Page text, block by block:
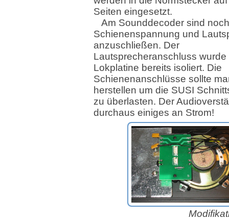
Seiten eingesetzt.
Am Sounddecoder sind noch
Schienenspannung und
anzuschließen. Der
Lautsprecheranschluss wurde
Lokplatine bereits isoliert. Die
Schienenanschlüsse sollte
herstellen um die SUSI
zu überlasten. Der
durchaus einiges an Strom!